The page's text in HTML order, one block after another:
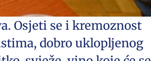
Osjeti se i kremoznost
dobro uklopljenog